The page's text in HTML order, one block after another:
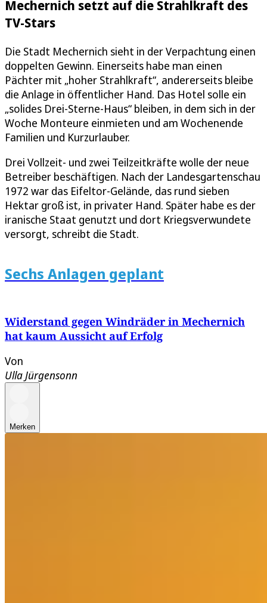
Mechernich setzt auf die Strahlkraft des
TV-Stars
Die Stadt Mechernich sieht in der Verpachtung einen
doppelten Gewinn. Einerseits habe man einen
Pächter mit „hoher Strahlkraft“, andererseits bleibe
die Anlage in öffentlicher Hand. Das Hotel solle ein
„solides Drei-Sterne-Haus“ bleiben, in dem sich in der
Woche Monteure einmieten und am Wochenende
Familien und Kurzurlauber.
Drei Vollzeit- und zwei Teilzeitkräfte wolle der neue
Betreiber beschäftigen. Nach der Landesgartenschau
1972 war das Eifeltor-Gelände, das rund sieben
Hektar groß ist, in privater Hand. Später habe es der
iranische Staat genutzt und dort Kriegsverwundete
versorgt, schreibt die Stadt.
Sechs Anlagen geplant
Widerstand gegen Windräder in Mechernich
hat kaum Aussicht auf Erfolg
Von
Ulla Jürgensonn
Merken